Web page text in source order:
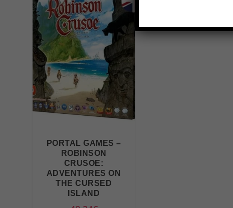
PORTAL GAMES –
ROBINSON
CRUSOE:
ADVENTURES ON
THE CURSED
ISLAND